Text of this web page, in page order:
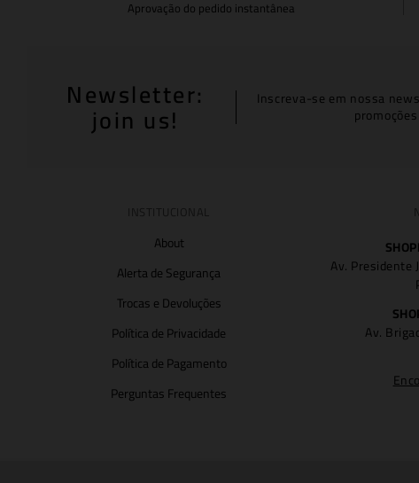
Aprovação do pedido instantânea
Newsletter:
join us! Inscreva-se em nossa
About
Alerta de Segurança
Trocas e Devoluções
Política de Privacidade
Política de Pagamento
Perguntas Frequentes
Av. Presidente
Av.